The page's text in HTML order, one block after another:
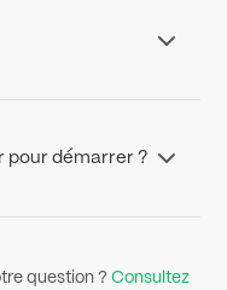
pour démarrer ?
à votre
question ? Consultez